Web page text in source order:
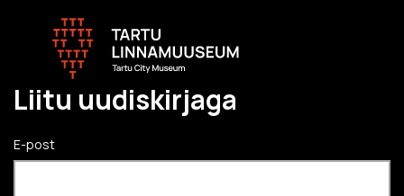
Liitu uudiskirjaga
E-post